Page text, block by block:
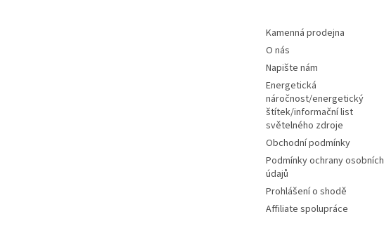
Kamenná prodejna
O nás
Napište nám
Energetická
náročnost/energetický
štítek/informační list
světelného zdroje
Obchodní podmínky
Podmínky ochrany osobních
údajů
Prohlášení o shodě
Affiliate spolupráce